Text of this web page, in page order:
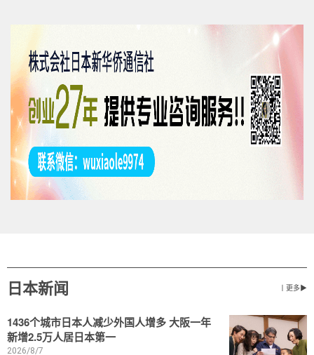
日本新闻 丨更多▶
1436个城市日本人减少外国人增多 大阪一年
新增2.5万人居日本第一
2026/8/7